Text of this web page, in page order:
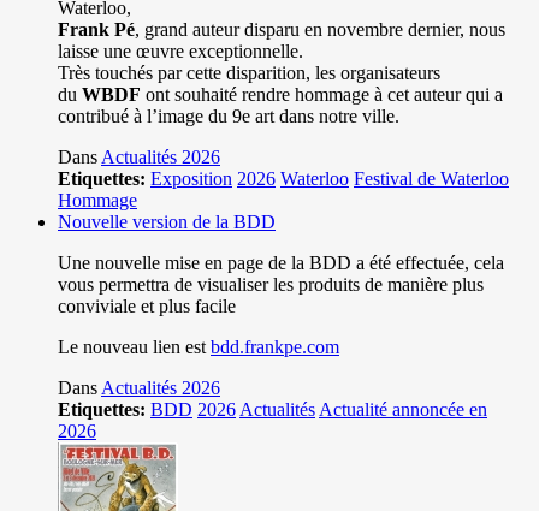
Waterloo,
Frank Pé, grand auteur disparu en novembre dernier, nous
laisse une œuvre exceptionnelle.
Très touchés par cette disparition, les organisateurs
du WBDF ont souhaité rendre hommage à cet auteur qui a
contribué à l’image du 9e art dans notre ville.
Dans Actualités 2026
Etiquettes: Exposition 2026 Waterloo Festival de Waterloo
Hommage
Nouvelle version de la BDD
Une nouvelle mise en page de la BDD a été effectuée, cela
vous permettra de visualiser les produits de manière plus
conviviale et plus facile
Le nouveau lien est bdd.frankpe.com
Dans Actualités 2026
Etiquettes: BDD 2026 Actualités Actualité annoncée en
2026